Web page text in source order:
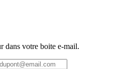
dans votre boite e-mail.